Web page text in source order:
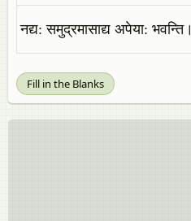
नद्य: समुद्रमासाद्य अपेया: भवन्ति।
Fill in the Blanks